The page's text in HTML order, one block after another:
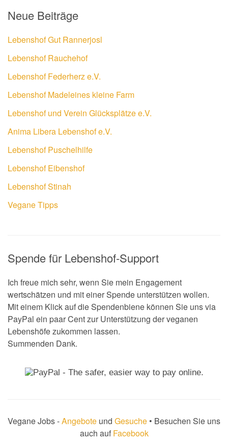
Neue Beiträge
Lebenshof Gut Rannerjosl
Lebenshof Rauchehof
Lebenshof Federherz e.V.
Lebenshof Madeleines kleine Farm
Lebenshof und Verein Glücksplätze e.V.
Anima Libera Lebenshof e.V.
Lebenshof Puschelhilfe
Lebenshof Eibenshof
Lebenshof Stinah
Vegane Tipps
Spende für Lebenshof-Support
Ich freue mich sehr, wenn Sie mein Engagement
wertschätzen und mit einer Spende unterstützen wollen.
Mit einem Klick auf die Spendenbiene können Sie uns via
PayPal ein paar Cent zur Unterstützung der veganen
Lebenshöfe zukommen lassen.
Summenden Dank.
Vegane Jobs -Angebote und Gesuche • Besuchen Sie uns
auch auf Facebook